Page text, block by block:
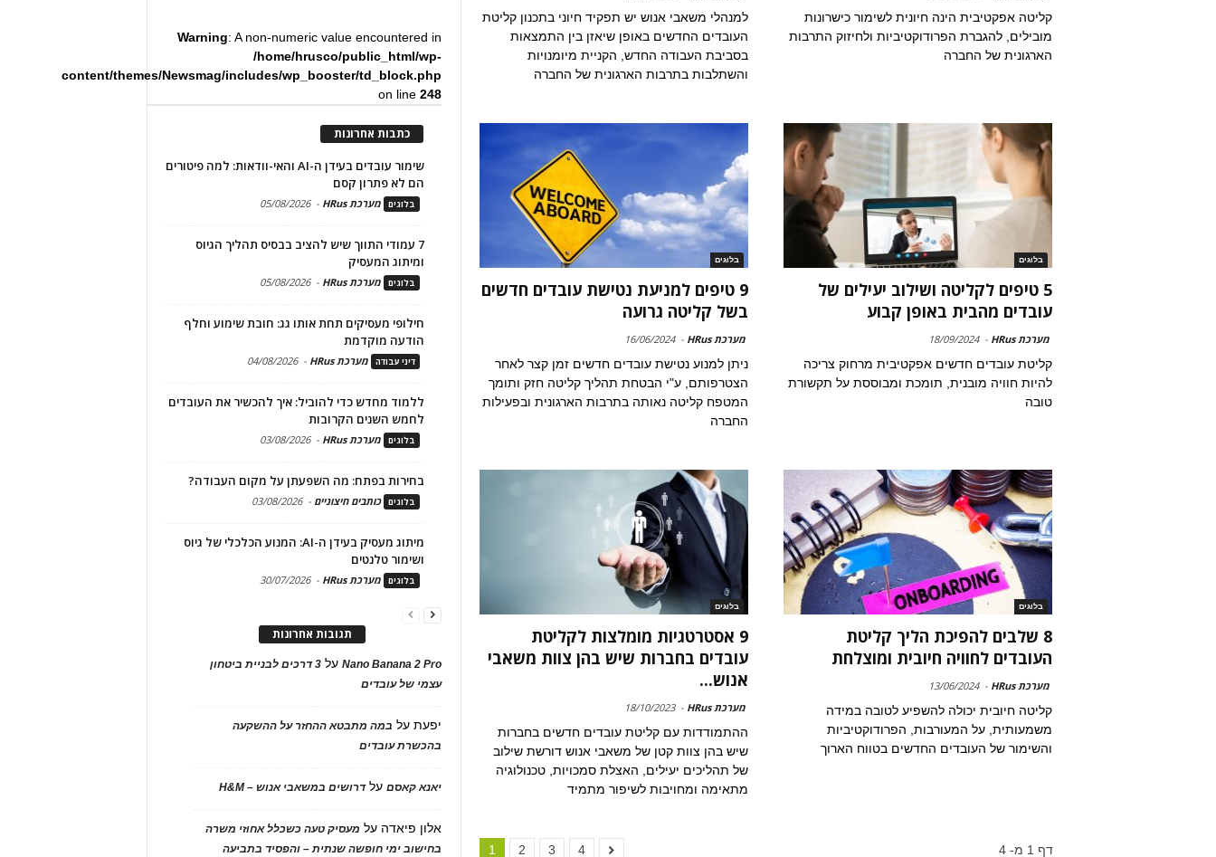
קליטה אפקטיבית הינה חיונית לשימור כישרונות
מובילים, להגברת הפרודוקטיביות ולחיזוק התרבות
הארגונית של החברה
למנהלי משאבי אנוש יש תפקיד חיוני בתכנון קליטת
העובדים החדשים באופן שיאזן בין התמצאות
בסביבת העבודה החדש, הקניית מיומנויות
והשתלבות בתרבות הארגונית של החברה
בלוגים
5 טיפים לקליטה ושילוב יעילים של
עובדים מהבית באופן קבוע
מערכת HRus -
18/09/2024
קליטת עובדים חדשים אפקטיבית מרחוק צריכה
להיות חוויה מובנית, תומכת ומבוססת על תקשורת
טובה
בלוגים
9 טיפים למניעת נטישת עובדים חדשים
בשל קליטה גרועה
מערכת HRus -
16/06/2024
ניתן למנוע נטישת עובדים חדשים זמן קצר לאחר
הצטרפותם, ע"י הבטחת תהליך קליטה חזק ותומך
המטפח קליטה נאותה בתרבות הארגונית ובפעילות
החברה
בלוגים
8 שלבים להפיכת הליך קליטת
העובדים לחוויה חיובית ומוצלחת
מערכת HRus -
13/06/2024
קליטה חיובית יכולה להשפיע לטובה במידה
משמעותית, על המעורבות, הפרודוקטיביות
והשימור של העובדים החדשים בטווח הארוך
בלוגים
9 אסטרטגיות מומלצות לקליטת
עובדים בחברות שיש בהן צוות משאבי
אנוש...
מערכת HRus -
18/10/2023
ההתמודדות עם קליטת עובדים חדשים בחברות
שיש בהן צוות קטן של משאבי אנוש דורשת שילוב
של תהליכים יעילים, האצלת סמכויות, טכנולוגיה
מתאימה ומחויבות לשיפור מתמיד
1 2 3 4 דף 1 מ- 4
Warning: A non-numeric value encountered in
/home/hrusco/public_html/wp-
content/themes/Newsmag/includes/wp_booster/td_block.php
on line248
כתבות אחרונות
שימור עובדים בעידן ה-AI והאי-וודאות: למה פיטורים
הם לא פתרון קסם
בלוגים מערכת HRus -
05/08/2026
7 עמודי התווך שיש להציב בבסיס תהליך הגיוס
ומיתוג המעסיק
בלוגים מערכת HRus -
05/08/2026
חילופי מעסיקים תחת אותו גג: חובת שימוע וחלף
הודעה מוקדמת
דיני עבודה מערכת HRus -
04/08/2026
ללמוד מחדש כדי להוביל: איך להכשיר את העובדים
לחמש השנים הקרובות
בלוגים מערכת HRus -
03/08/2026
בחירות בפתח: מה השפעתן על מקום העבודה?
בלוגים כותבים חיצוניים -
03/08/2026
מיתוג מעסיק בעידן ה-AI: המנוע הכלכלי של גיוס
ושימור טלנטים
בלוגים מערכת HRus -
30/07/2026
תגובות אחרונות
Nano Banana 2 Proעל
3 דרכים לבניית ביטחון
עצמי של עובדים
יפעתעל במה מתבטא ההחזר על ההשקעה
בהכשרת עובדים
יאנא קאסםעלדרושים במשאבי אנוש – H&M
אלון פיאדה על מעסיק טעה כשכלל אחוזי משרה
בחישוב ימי חופשה שנתית – והפסיד בתביעה